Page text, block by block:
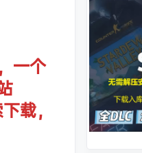
一个
载，